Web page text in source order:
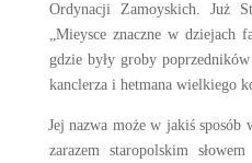
Ordynacji Zamoyskich. Już
„Mieysce znaczne w
gdzie były groby
kanclerza i hetmana wielkiego
Jej nazwa może w jakiś sposób
zarazem staropolskim